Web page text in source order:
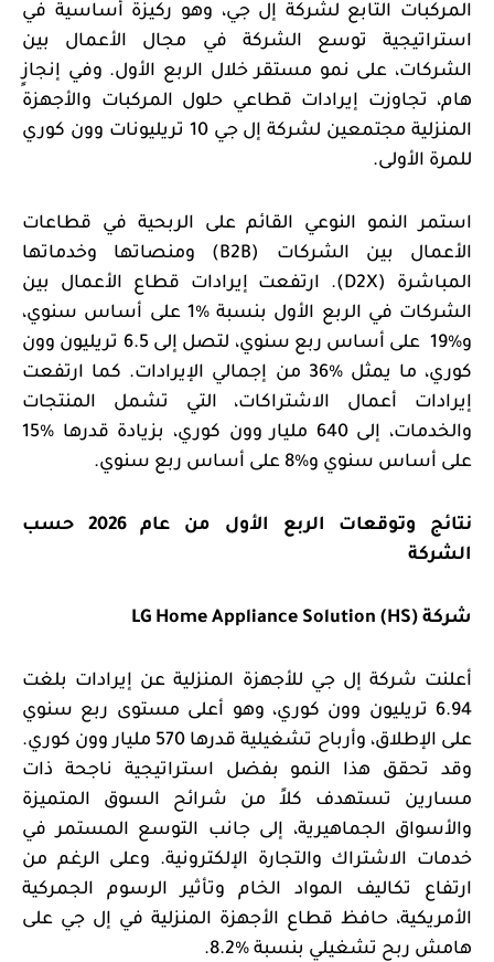
المركبات التابع لشركة إل جي، وهو ركيزة أساسية في
استراتيجية توسع الشركة في مجال الأعمال بين
الشركات، على نمو مستقر خلال الربع الأول. وفي إنجازٍ
هام، تجاوزت إيرادات قطاعي حلول المركبات والأجهزة
المنزلية مجتمعين لشركة إل جي 10 تريليونات وون كوري
للمرة الأولى.
استمر النمو النوعي القائم على الربحية في قطاعات
الأعمال بين الشركات (B2B) ومنصاتها وخدماتها
المباشرة (D2X). ارتفعت إيرادات قطاع الأعمال بين
الشركات في الربع الأول بنسبة
%1 على أساس سنوي،
و%19
على أساس ربع سنوي، لتصل إلى 6.5 تريليون وون
كوري، ما يمثل
%36 من إجمالي الإيرادات. كما ارتفعت
إيرادات أعمال الاشتراكات، التي تشمل المنتجات
والخدمات، إلى 640 مليار وون كوري، بزيادة قدرها
%15
على أساس سنوي و%8 على أساس ربع سنوي.
نتائج وتوقعات الربع الأول من عام 2026 حسب
الشركة
شركة LG Home Appliance Solution (HS)
أعلنت شركة إل جي للأجهزة المنزلية عن إيرادات بلغت
6.94 تريليون وون كوري، وهو أعلى مستوى ربع سنوي
على الإطلاق، وأرباح تشغيلية قدرها 570 مليار وون كوري.
وقد تحقق هذا النمو بفضل استراتيجية ناجحة ذات
مسارين تستهدف كلاً من شرائح السوق المتميزة
والأسواق الجماهيرية، إلى جانب التوسع المستمر في
خدمات الاشتراك والتجارة الإلكترونية. وعلى الرغم من
ارتفاع تكاليف المواد الخام وتأثير الرسوم الجمركية
الأمريكية، حافظ قطاع الأجهزة المنزلية في إل جي على
هامش ربح تشغيلي بنسبة %8.2.